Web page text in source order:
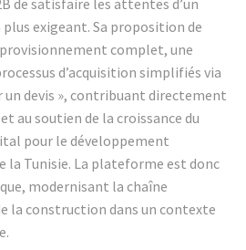
de satisfaire les attentes d’un
exigeant. Sa proposition de
complet, une
d’acquisition simplifiés via
un devis », contribuant directement
au soutien de la croissance du
pour le développement
la Tunisie. La plateforme est donc
modernisant la chaîne
la construction dans un contexte